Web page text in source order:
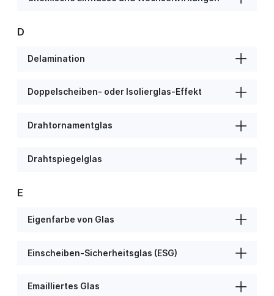
D
Delamination
Doppelscheiben- oder Isolierglas-Effekt
Drahtornamentglas
Drahtspiegelglas
E
Eigenfarbe von Glas
Einscheiben-Sicherheitsglas (ESG)
Emailliertes Glas